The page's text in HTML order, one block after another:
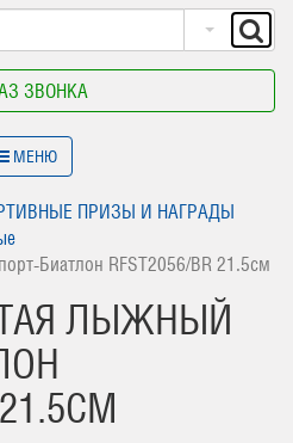
ЗВОНКА
МЕНЮ
ПРИЗЫ И НАГРАДЫ
Биатлон RFST2056/BR 21.5см
ЛЫЖНЫЙ